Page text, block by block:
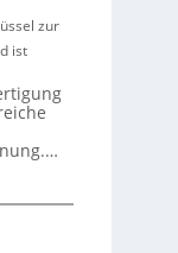
zur
ist